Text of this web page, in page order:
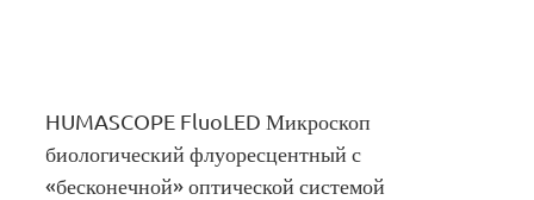
HUMASCOPE FluoLED Микроскоп
биологический флуоресцентный с
«бесконечной» оптической системой